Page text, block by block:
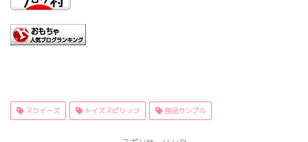
スクイーズ トイズスピリッツ 食品サンプル